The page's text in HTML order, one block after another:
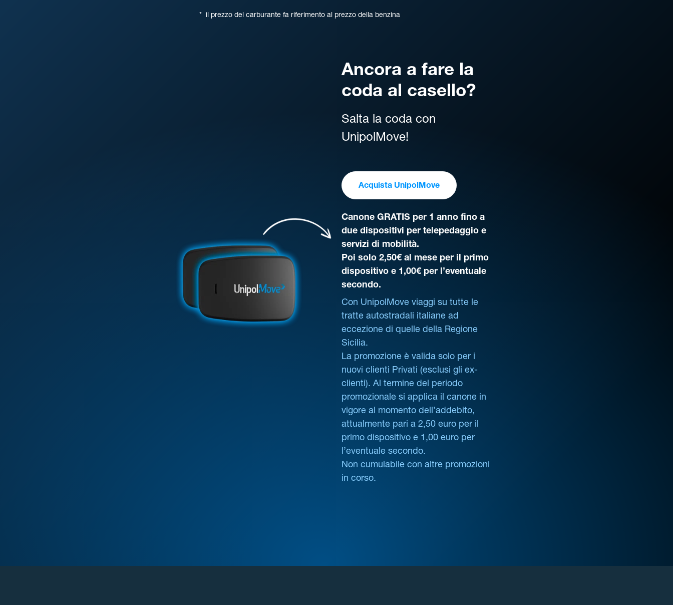
* il prezzo del carburante fa riferimento al prezzo della benzina
Ancora a fare la
coda al casello?
Salta la coda con
UnipolMove!
Acquista UnipolMove
Canone GRATIS per 1 anno fino a
due dispositivi per telepedaggio e
servizi di mobilità.
Poi solo 2,50€ al mese per il primo
dispositivo e 1,00€ per l’eventuale
secondo.
Con UnipolMove viaggi su tutte le
tratte autostradali italiane ad
eccezione di quelle della Regione
Sicilia.
La promozione è valida solo per i
nuovi clienti Privati (esclusi gli ex-
clienti). Al termine del periodo
promozionale si applica il canone in
vigore al momento dell’addebito,
attualmente pari a 2,50 euro per il
primo dispositivo e 1,00 euro per
l’eventuale secondo.
Non cumulabile con altre promozioni
in corso.